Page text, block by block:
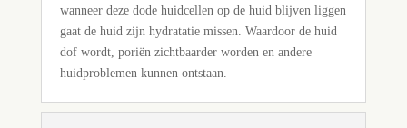
wanneer deze dode huidcellen op de huid blijven liggen
gaat de huid zijn hydratatie missen. Waardoor de huid
dof wordt, poriën zichtbaarder worden en andere
huidproblemen kunnen ontstaan.